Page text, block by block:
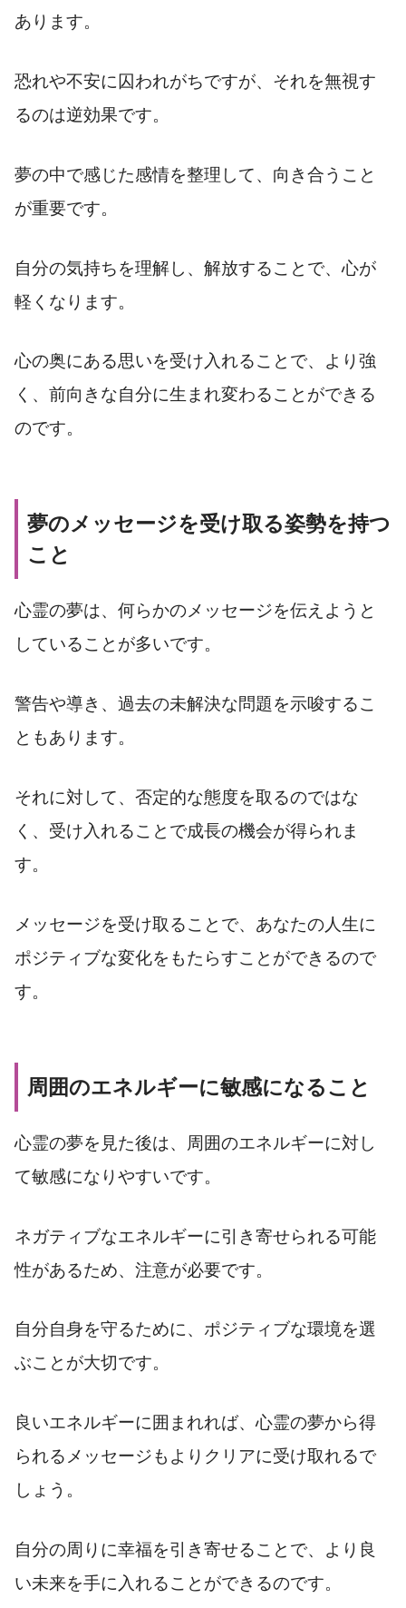
あります。
恐れや不安に囚われがちですが、それを無視す
るのは逆効果です。
夢の中で感じた感情を整理して、向き合うこと
が重要です。
自分の気持ちを理解し、解放することで、心が
軽くなります。
心の奥にある思いを受け入れることで、より強
く、前向きな自分に生まれ変わることができる
のです。
夢のメッセージを受け取る姿勢を持つ
こと
心霊の夢は、何らかのメッセージを伝えようと
していることが多いです。
警告や導き、過去の未解決な問題を示唆するこ
ともあります。
それに対して、否定的な態度を取るのではな
く、受け入れることで成長の機会が得られま
す。
メッセージを受け取ることで、あなたの人生に
ポジティブな変化をもたらすことができるので
す。
周囲のエネルギーに敏感になること
心霊の夢を見た後は、周囲のエネルギーに対し
て敏感になりやすいです。
ネガティブなエネルギーに引き寄せられる可能
性があるため、注意が必要です。
自分自身を守るために、ポジティブな環境を選
ぶことが大切です。
良いエネルギーに囲まれれば、心霊の夢から得
られるメッセージもよりクリアに受け取れるで
しょう。
自分の周りに幸福を引き寄せることで、より良
い未来を手に入れることができるのです。